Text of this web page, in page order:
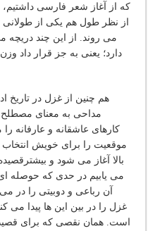
که از آغاز شعر فارسی
از نظر طول هم یکی از
می روند. از این چند دریچه
دارد؛ یعنی به جز قرار داد
هم چنین از غزل در تاریخ
مداحی به معنای مصطلح
کارهای عاشقانه و عارفانه
بالا آغاز می شود و
می یابیم در حدی که حوصله
آن رباعی و دوبیتی را در
غزل را در بین این ها پیدا می
است. همان نقصی که برای